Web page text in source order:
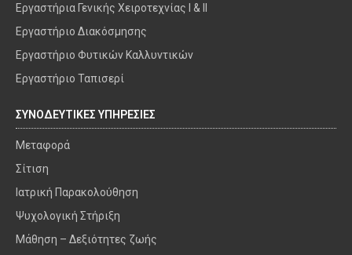
Εργαστήρια Γενικής Χειροτεχνίας I & II
Εργαστήριο Διακόσμησης
Εργαστήριο Φυτικών Καλλυντικών
Εργαστήριο Ταπισερί
ΣΥΝΟΔΕΥΤΙΚΕΣ ΥΠΗΡΕΣΙΕΣ
Μεταφορά
Σίτιση
Ιατρική Παρακολούθηση
Ψυχολογική Στήριξη
Μάθηση – Δεξιότητες ζωής